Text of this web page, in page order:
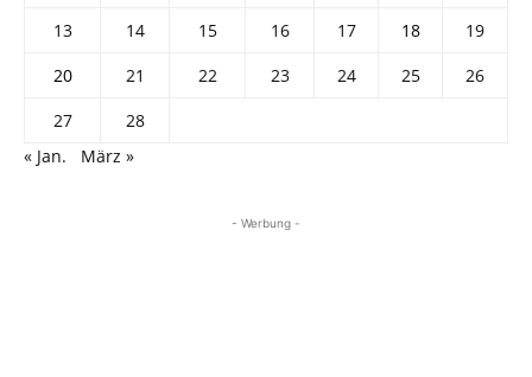
13
14 15 16 17 18
19
20
21 22 23 24 25
26
27
28
« Jan.
März »
- Werbung -